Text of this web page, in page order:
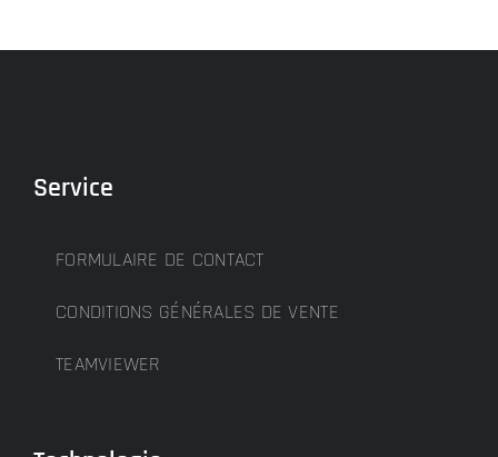
Service
FORMULAIRE DE CONTACT
CONDITIONS GÉNÉRALES DE VENTE
TEAMVIEWER